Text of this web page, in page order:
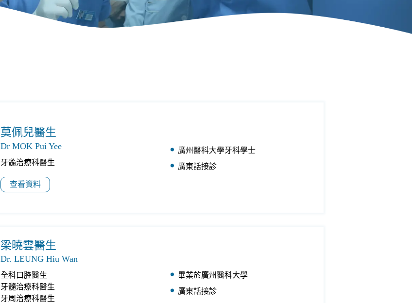
莫佩兒醫生
Dr MOK Pui Yee
牙髓治療科醫生
查看資料
廣州醫科大學牙科學士
廣東話接診
梁曉雲醫生
Dr. LEUNG Hiu Wan
全科口腔醫生
牙髓治療科醫生
牙周治療科醫生
畢業於廣州醫科大學
廣東話接診